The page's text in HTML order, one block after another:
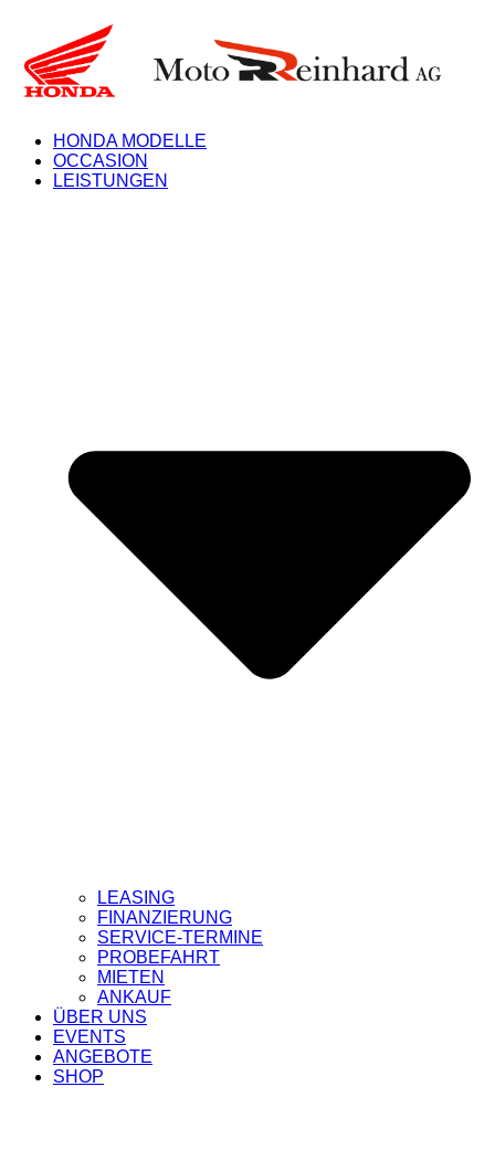
HONDA MODELLE
OCCASION
LEISTUNGEN
LEASING
FINANZIERUNG
SERVICE-TERMINE
PROBEFAHRT
MIETEN
ANKAUF
ÜBER UNS
EVENTS
ANGEBOTE
SHOP